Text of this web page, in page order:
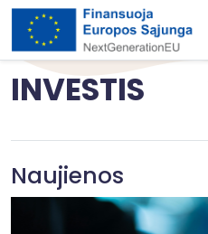
INVESTIS
Naujienos